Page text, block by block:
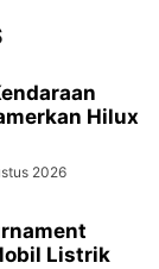
Hilux
2026
Listrik